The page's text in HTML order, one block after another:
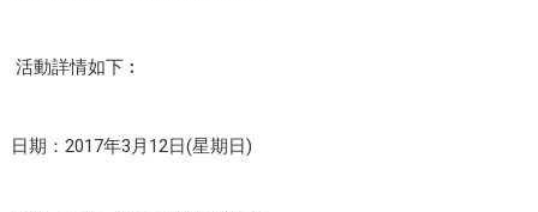
活動詳情如下︰
日期： 2017年3月 12日(星期日)